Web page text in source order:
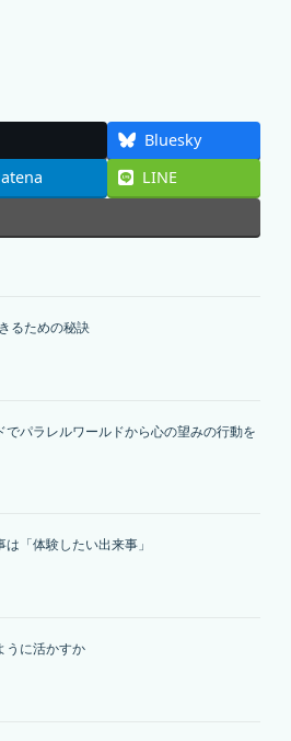
Bluesky
LINE
るための秘訣
でパラレルワールドから心の望みの行動を
「体験したい出来事」
うに活かすか